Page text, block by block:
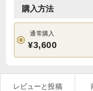
購入方法
通常購入
¥3,600
レビューと投稿